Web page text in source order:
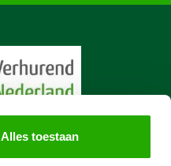
Alles toestaan